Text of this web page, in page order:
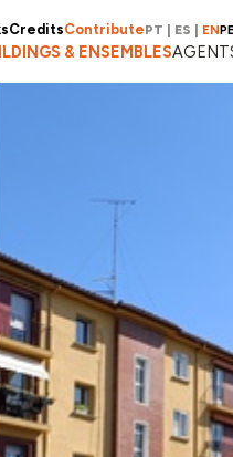
CreditsContributePT ES EN
& ENSEMBLES